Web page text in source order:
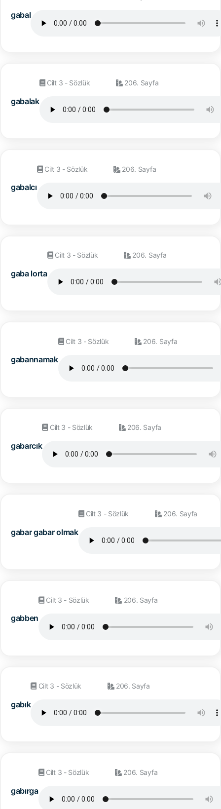
gabal
gabalak
Cilt 3 - Sözlük 206. Sayfa
gabalcı
Cilt 3 - Sözlük 206. Sayfa
gaba lorta
Cilt 3 - Sözlük 206. Sayfa
gabannamak
Cilt 3 - Sözlük 206. Sayfa
gabarcık
Cilt 3 - Sözlük 206. Sayfa
gabar gabar olmak
Cilt 3 - Sözlük 206. Sayfa
gabben
Cilt 3 - Sözlük 206. Sayfa
gabık
Cilt 3 - Sözlük 206. Sayfa
gabırga
Cilt 3 - Sözlük 206. Sayfa